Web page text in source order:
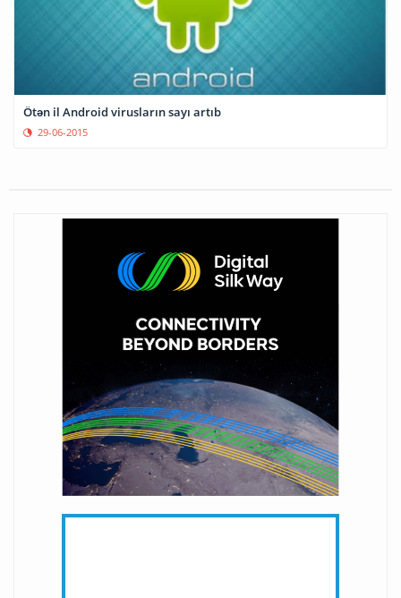
Ötən il Android virusların sayı artıb
29-06-2015